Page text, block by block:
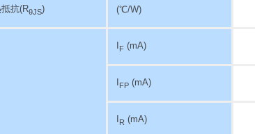
抗(RθJS) (℃/W)
F (mA)
FP (mA)
R (mA)